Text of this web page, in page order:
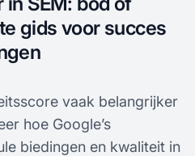
gids voor succes
vaak belangrijker
hoe Google’s
biedingen en kwaliteit in